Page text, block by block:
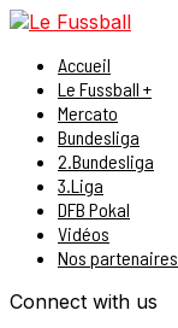
Accueil
Le Fussball +
Mercato
Bundesliga
2.Bundesliga
3.Liga
DFB Pokal
Vidéos
Nos partenaires
Connect with us